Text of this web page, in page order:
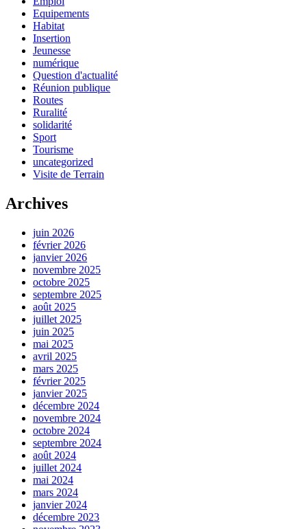
Equipements
Habitat
Insertion
Jeunesse
numérique
Question d'actualité
Réunion publique
Routes
Ruralité
solidarité
Sport
Tourisme
uncategorized
Visite de Terrain
Archives
juin 2026
février 2026
janvier 2026
novembre 2025
octobre 2025
septembre 2025
août 2025
juillet 2025
juin 2025
mai 2025
avril 2025
mars 2025
février 2025
janvier 2025
décembre 2024
novembre 2024
octobre 2024
septembre 2024
août 2024
juillet 2024
mai 2024
mars 2024
janvier 2024
décembre 2023